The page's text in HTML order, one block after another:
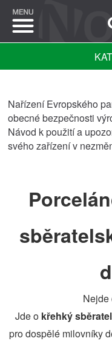
Nařízení Evropského
obecné bezpečnosti
Návod k použití a
svého zařízení v
Nejde
Jde o křehký
pro dospělé milovníky